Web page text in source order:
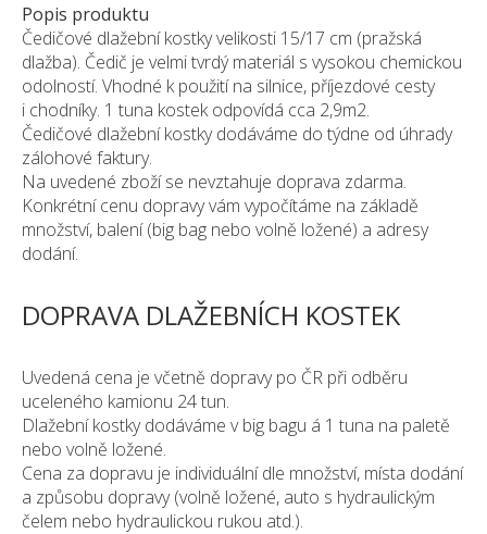
Doplňkový sortiment
DLAŽEBNÍ KOSTKY
KAMENNÉ DLAŽBY, OBKLADY
MLATOVÉ POVRCHY
ZAKÁZKY NA MÍRU
VÝPRODEJ
NOVINKY
BLOG
Popis produktu
Čedičové dlažební kostky velikosti 15/17 cm (pražská
dlažba). Čedič je velmi tvrdý materiál s vysokou chemickou
odolností. Vhodné k použití na silnice, příjezdové cesty
i chodníky. 1 tuna kostek odpovídá cca 2,9m2.
Čedičové dlažební kostky dodáváme do týdne od úhrady
zálohové faktury.
Na uvedené zboží se nevztahuje doprava zdarma.
Konkrétní cenu dopravy vám vypočítáme na základě
množství, balení (big bag nebo volně ložené) a adresy
dodání.
DOPRAVA DLAŽEBNÍCH KOSTEK
Uvedená cena je včetně dopravy po ČR při odběru
uceleného kamionu 24 tun.
Dlažební kostky dodáváme v big bagu á 1 tuna na paletě
nebo volně ložené.
Cena za dopravu je individuální dle množství, místa dodání
a způsobu dopravy (volně ložené, auto s hydraulickým
čelem nebo hydraulickou rukou atd.).